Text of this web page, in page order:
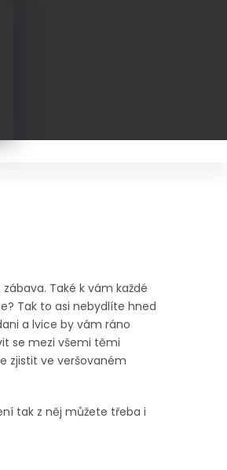
Také k vám každé
Tak to asi nebydlíte hned
a lvice by vám ráno
se mezi všemi těmi
zjistit ve veršovaném
tak z něj můžete třeba i